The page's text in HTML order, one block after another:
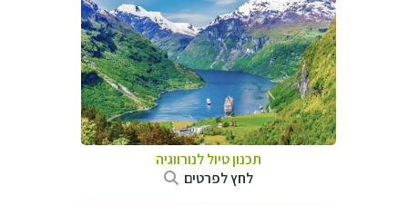
תכנון טיול לנורווגיה
לחץ לפרטים